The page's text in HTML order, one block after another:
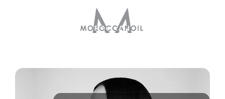
Muehle Shaving bowl RN 46 –…